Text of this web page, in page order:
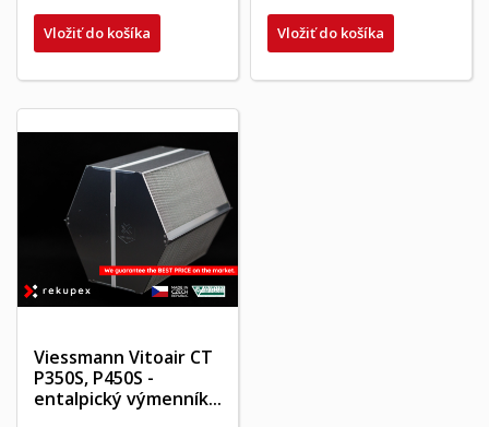
Vložiť do košíka Vložiť do košíka
Viessmann Vitoair CT
P350S, P450S -
entalpický výmenník...